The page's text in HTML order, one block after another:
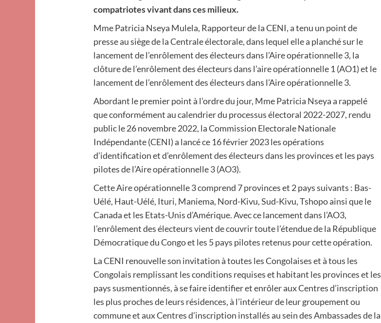
compatriotes vivant dans ces milieux.
Mme Patricia Nseya Mulela, Rapporteur de la CENI, a tenu un point de
presse au siège de la Centrale électorale, dans lequel elle a planché sur le
lancement de l’enrôlement des électeurs dans l’Aire opérationnelle 3, la
clôture de l’enrôlement des électeurs dans l’aire opérationnelle 1 (AO1) et le
lancement de l’enrôlement des électeurs dans l’Aire opérationnelle 3.
Abordant le premier point à l’ordre du jour, Mme Patricia Nseya a rappelé
que conformément au calendrier du processus électoral 2022-2027, rendu
public le 26 novembre 2022, la Commission Electorale Nationale
Indépendante (CENI) a lancé ce 16 février 2023 les opérations
d’identification et d’enrôlement des électeurs dans les provinces et les pays
pilotes de l’Aire opérationnelle 3 (AO3).
Cette Aire opérationnelle 3 comprend 7 provinces et 2 pays suivants : Bas-
Uélé, Haut-Uélé, Ituri, Maniema, Nord-Kivu, Sud-Kivu, Tshopo ainsi que le
Canada et les Etats-Unis d’Amérique. Avec ce lancement dans l’AO3,
l’enrôlement des électeurs vient de couvrir toute l’étendue de la République
Démocratique du Congo et les 5 pays pilotes retenus pour cette opération.
La CENI renouvelle son invitation à toutes les Congolaises et à tous les
Congolais remplissant les conditions requises et habitant les provinces et les
pays susmentionnés, à se faire identifier et enrôler aux Centres d’inscription
les plus proches de leurs résidences, à l’intérieur de leur groupement ou
commune et aux Centres d’inscription installés au sein des Ambassades de la